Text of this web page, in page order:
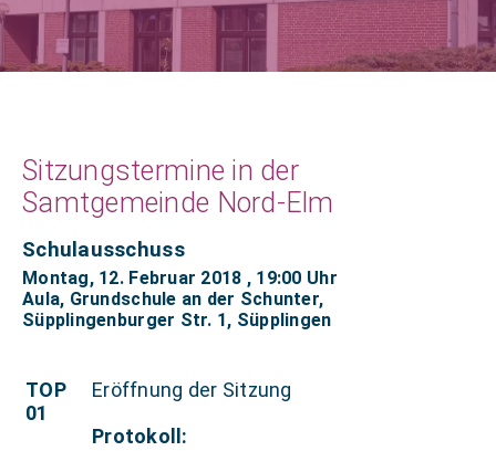
Sitzungstermine in der
Samtgemeinde Nord-Elm
Schulausschuss
Montag, 12. Februar 2018 , 19:00 Uhr
Aula, Grundschule an der Schunter,
Süpplingenburger Str. 1, Süpplingen
TOP
01
Eröffnung der Sitzung
Protokoll: